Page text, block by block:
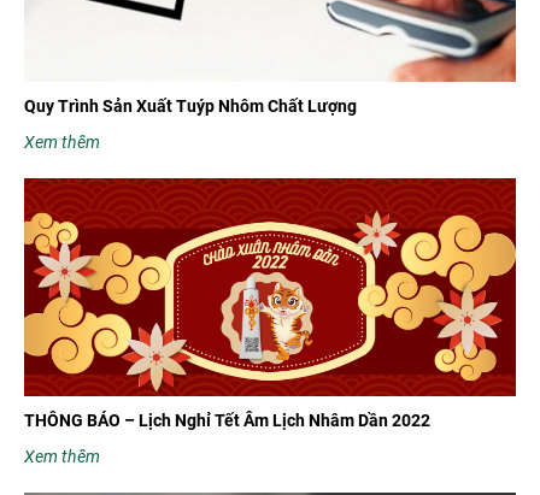
Quy Trình Sản Xuất Tuýp Nhôm Chất Lượng
Xem thêm
THÔNG BÁO – Lịch Nghỉ Tết Âm Lịch Nhâm Dần 2022
Xem thêm